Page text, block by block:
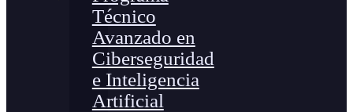
Técnico
Avanzado en
Ciberseguridad
e Inteligencia
Artificial